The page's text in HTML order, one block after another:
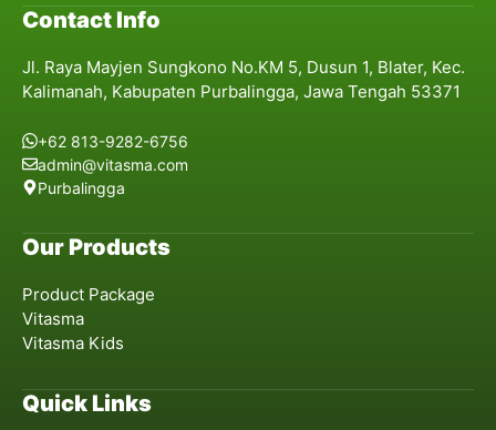
Contact Info
Jl. Raya Mayjen Sungkono No.KM 5, Dusun 1, Blater, Kec.
Kalimanah, Kabupaten Purbalingga, Jawa Tengah 53371
+62 813-9282-6756
admin@vitasma.com
Purbalingga
Our Products
Product Package
Vitasma
Vitasma Kids
Quick Links